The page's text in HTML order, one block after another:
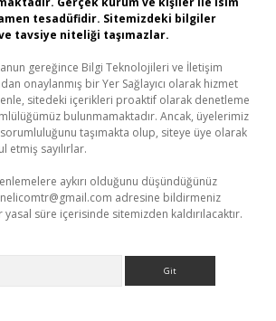
tesadüfidir. Sitemizdeki bilgiler
tavsiye niteliği taşımazlar.
gereğince Bilgi Teknolojileri ve İletişim
onaylanmış bir Yer Sağlayıcı olarak hizmet
sitedeki içerikleri proaktif olarak denetleme
bulunmamaktadır. Ancak, üyelerimiz
taşımakta olup, siteye üye olarak
etmiş sayılırlar.
aykırı olduğunu düşündüğünüz
adresine bildirmeniz
süre içerisinde sitemizden kaldırılacaktır.